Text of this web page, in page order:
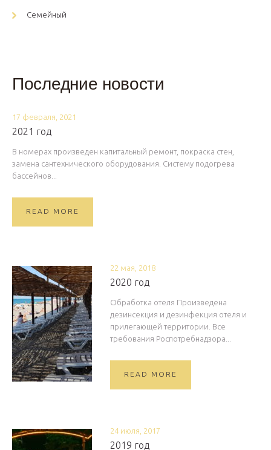
Семейный
Последние новости
17 февраля, 2021
2021 год
В номерах произведен капитальный ремонт, покраска стен,
замена сантехнического оборудования. Систему подогрева
бассейнов...
READ MORE
22 мая, 2018
2020 год
Обработка отеля Произведена
дезинсекция и дезинфекция отеля и
прилегающей территории. Все
требования Роспотребнадзора...
READ MORE
24 июля, 2017
2019 год